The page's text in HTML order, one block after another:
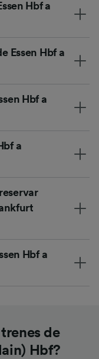
Hbf a
Essen Hbf a
Hbf a
a
Hbf a
de
Hbf?